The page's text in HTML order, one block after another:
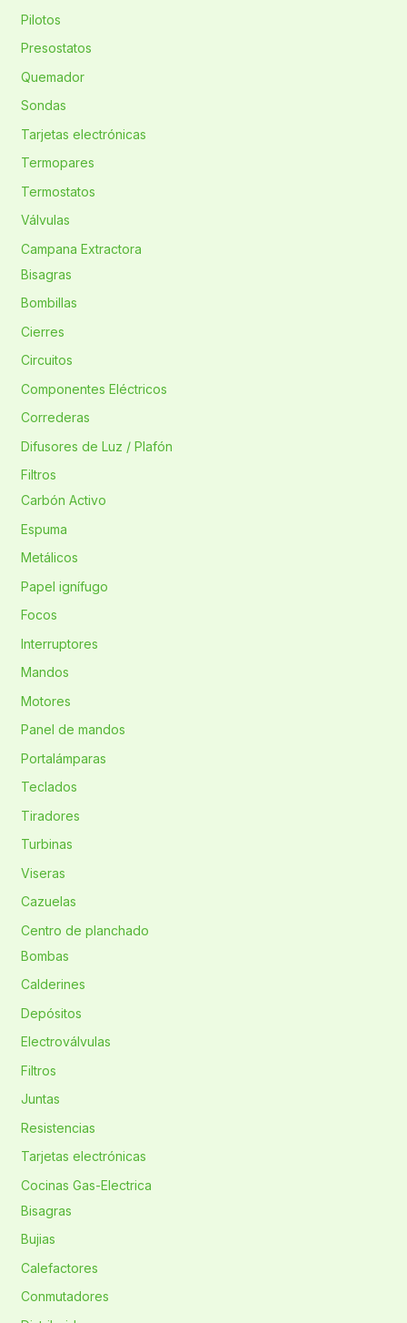
Pilotos
Presostatos
Quemador
Sondas
Tarjetas electrónicas
Termopares
Termostatos
Válvulas
Campana Extractora
Bisagras
Bombillas
Cierres
Circuitos
Componentes Eléctricos
Correderas
Difusores de Luz / Plafón
Filtros
Carbón Activo
Espuma
Metálicos
Papel ignífugo
Focos
Interruptores
Mandos
Motores
Panel de mandos
Portalámparas
Teclados
Tiradores
Turbinas
Viseras
Cazuelas
Centro de planchado
Bombas
Calderines
Depósitos
Electroválvulas
Filtros
Juntas
Resistencias
Tarjetas electrónicas
Cocinas Gas-Electrica
Bisagras
Bujias
Calefactores
Conmutadores